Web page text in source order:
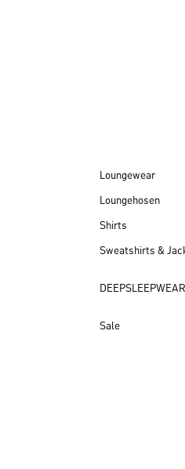
Loungewear
Loungehosen
Shirts
Sweatshirts &
DEEPSLEEPWEAR
Sale